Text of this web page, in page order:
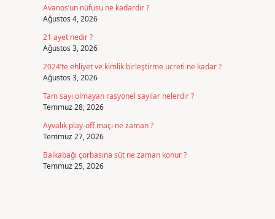
Avanos’un nüfusu ne kadardır ?
Ağustos 4, 2026
21 ayet nedir ?
Ağustos 3, 2026
2024’te ehliyet ve kimlik birleştirme ücreti ne kadar ?
Ağustos 3, 2026
Tam sayı olmayan rasyonel sayılar nelerdir ?
Temmuz 28, 2026
Ayvalık play-off maçı ne zaman ?
Temmuz 27, 2026
Balkabağı çorbasına süt ne zaman konur ?
Temmuz 25, 2026